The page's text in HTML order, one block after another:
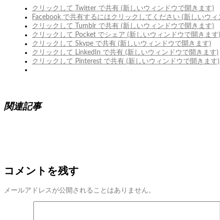
クリックして Twitter で共有 (新しいウィンドウで開きます)
Facebook で共有するにはクリックしてください (新しいウ
クリックして Tumblr で共有 (新しいウィンドウで開きます)
クリックして Pocket でシェア (新しいウィンドウで開きます)
クリックして Skype で共有 (新しいウィンドウで開きます)
クリックして LinkedIn で共有 (新しいウィンドウで開きます)
クリックして Pinterest で共有 (新しいウィンドウで開きます)
関連記事
コメントを残す
メールアドレスが公開されることはありません。